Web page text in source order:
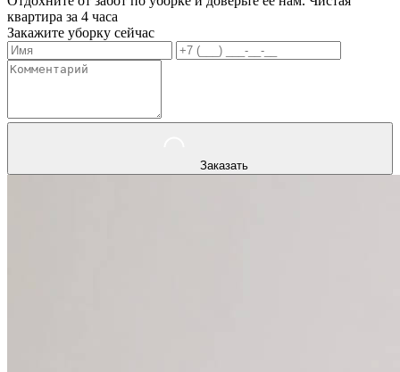
квартира за 4 часа
Закажите уборку сейчас
Заказать